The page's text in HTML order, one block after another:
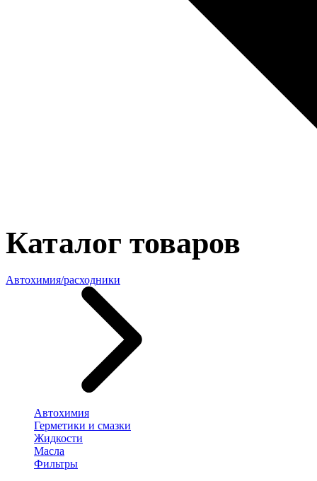
Каталог товаров
Автохимия/расходники
Автохимия
Герметики и смазки
Жидкости
Масла
Фильтры